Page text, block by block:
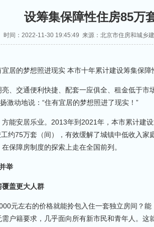
设筹集保障性住房85万
时间：2022-11-30 19:45:49 来源：北京市住房和城乡
宜居的梦想照进现实 本市十年累计建设筹集保障
交通便利快捷、配套一应俱全、租金低于市
激动地说：“住有宜居的梦想照进了现实！”
安居乐业。2013年到2021年，本市累计建设
约75万套（间），有效缓解了城镇中低收入家
保障房制度的探索上走在全国前列。
举
盖更大人群
左右的价格就能拎包入住一套独立房间？能
户籍要求，几乎面向所有新市民和青年人。这